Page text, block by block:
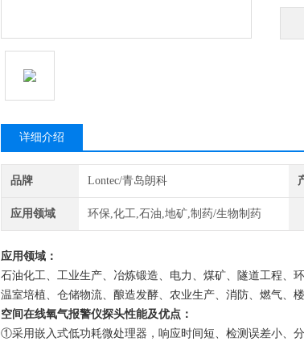
体
远
详细介绍
品牌 Lontec/青岛朗科
应用领域 环保,化工,石油,地矿,制药/生物制药
应用领域：
石油化工、工业生产、冶炼锻造、电力、煤矿、隧道工程、
温室培植、仓储物流、酿造发酵、农业生产、消防、燃气、
空间在线氧气报警仪探头性能及优点：
①采用嵌入式低功耗微处理器，响应时间短、检测误差小、